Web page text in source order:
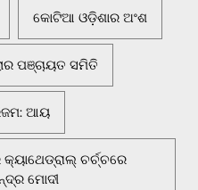
କୋଟିଆ ଓଡ଼ିଶାର ଅଂଶ
ପଞ୍ଚାୟତ ସମିତି
ଆୟ
ଚର୍ଚ୍ଚରେ
ମୋଦୀ